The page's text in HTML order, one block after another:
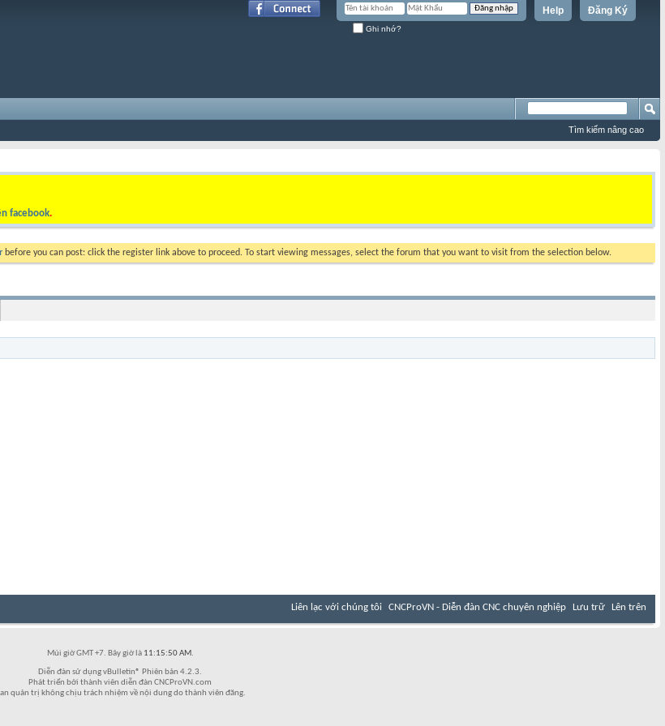
Đăng Ký
Help
Ghi nhớ?
Tìm kiếm nâng cao
facebook.
before you can post: click the register link above to proceed. To start viewing messages, select the forum that you want to visit from the selection below.
Liên lạc với chúng tôi CNCProVN - Diễn đàn CNC chuyên nghiệp Lưu trữ Lên trên
Múi giờ GMT +7. Bây giờ là 11:15:50 AM.
Diễn đàn sử dụng vBulletin® Phiên bản 4.2.3.
Phát triển bởi thành viên diễn đàn CNCProVN.com
quản trị không chịu trách nhiệm về nội dung do thành viên đăng.